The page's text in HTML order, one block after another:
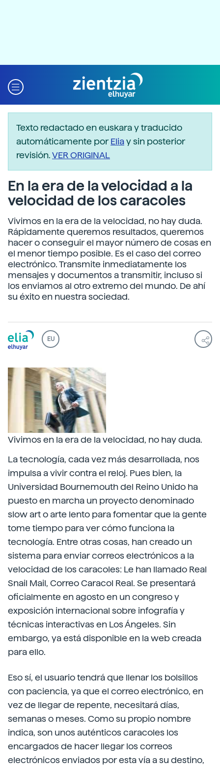
Texto redactado en euskara y traducido
automáticamente porEliay sin posterior
revisión.VER ORIGINAL
En la era de la velocidad a la
velocidad de los caracoles
Vivimos en la era de la velocidad, no hay duda.
Rápidamente queremos resultados, queremos
hacer o conseguir el mayor número de cosas en
el menor tiempo posible. Es el caso del correo
electrónico. Transmite inmediatamente los
mensajes y documentos a transmitir, incluso si
los enviamos al otro extremo del mundo. De ahí
su éxito en nuestra sociedad.
EU
Vivimos en la era de la velocidad, no hay duda.
La tecnología, cada vez más desarrollada, nos
impulsa a vivir contra el reloj. Pues bien, la
Universidad Bournemouth del Reino Unido ha
puesto en marcha un proyecto denominado
slow art o arte lento para fomentar que la gente
tome tiempo para ver cómo funciona la
tecnología. Entre otras cosas, han creado un
sistema para enviar correos electrónicos a la
velocidad de los caracoles: Le han llamado Real
Snail Mail, Correo Caracol Real. Se presentará
oficialmente en agosto en un congreso y
exposición internacional sobre infografía y
técnicas interactivas en Los Ángeles. Sin
embargo, ya está disponible en la web creada
para ello.
Eso sí, el usuario tendrá que llenar los bolsillos
con paciencia, ya que el correo electrónico, en
vez de llegar de repente, necesitará días,
semanas o meses. Como su propio nombre
indica, son unos auténticos caracoles los
encargados de hacer llegar los correos
electrónicos enviados por esta vía a su destino,